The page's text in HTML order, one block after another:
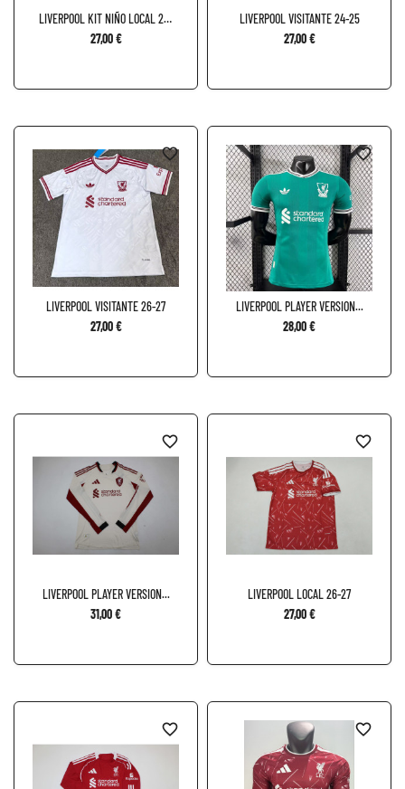
LIVERPOOL KIT NIÑO LOCAL 26-
27
27,00 €
LIVERPOOL VISITANTE 24-25
27,00 €
LIVERPOOL VISITANTE 26-27
27,00 €
favorite_border
LIVERPOOL PLAYER VERSION...
28,00 €
favorite_border
LIVERPOOL PLAYER VERSION...
31,00 €
favorite_border
LIVERPOOL LOCAL 26-27
27,00 €
favorite_border
favorite_border favorite_border